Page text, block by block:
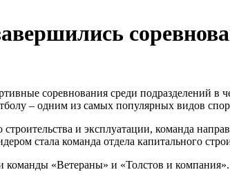
соревнования среди подразделений в
– одним из самых популярных видов
и эксплуатации, команда
стала команда отдела капитального
команды «Ветераны» и «Толстов и